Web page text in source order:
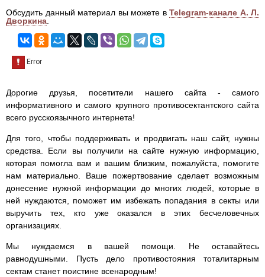
Обсудить данный материал вы можете в Telegram-канале А. Л.
Дворкина.
Дорогие друзья, посетители нашего сайта - самого
информативного и самого крупного противосектантского сайта
всего русскоязычного интернета!
Для того, чтобы поддерживать и продвигать наш сайт, нужны
средства. Если вы получили на сайте нужную информацию,
которая помогла вам и вашим близким, пожалуйста, помогите
нам материально. Ваше пожертвование сделает возможным
донесение нужной информации до многих людей, которые в
ней нуждаются, поможет им избежать попадания в секты или
выручить тех, кто уже оказался в этих бесчеловечных
организациях.
Мы нуждаемся в вашей помощи. Не оставайтесь
равнодушными. Пусть дело противостояния тоталитарным
сектам станет поистине всенародным!